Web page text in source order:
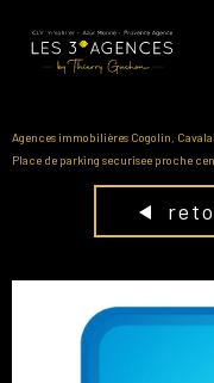
Agences immobilières Cogolin,
Place de parking securisee proche